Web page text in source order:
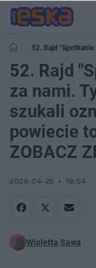
52. Rajd "Spotkanie z
wiosny w powiecie
52. Rajd
za nami.
szukali
powiecie
ZOBACZ
2026-04-25 18:54
Wioletta Sawa